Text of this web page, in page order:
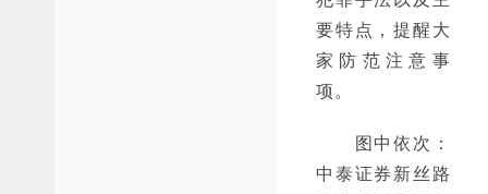
要特点，提醒大
家防范注意事
项。
图中依次：
中泰证券新丝路